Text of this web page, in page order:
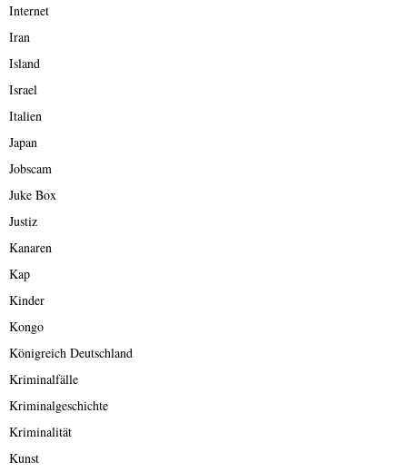
Internet
Iran
Island
Israel
Italien
Japan
Jobscam
Juke Box
Justiz
Kanaren
Kap
Kinder
Kongo
Königreich Deutschland
Kriminalfälle
Kriminalgeschichte
Kriminalität
Kunst